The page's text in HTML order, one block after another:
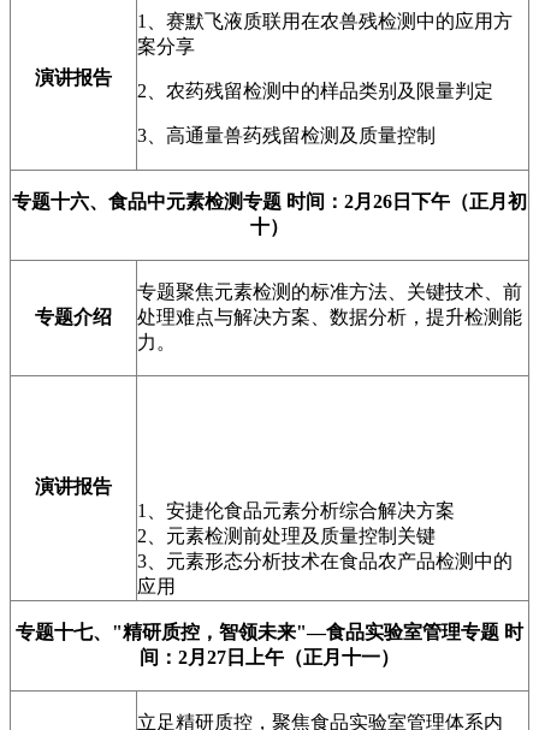
演讲报告
1、赛默飞液质联用在农兽残检测中的应用方
案分享
2、农药残留检测中的样品类别及限量判定
3、高通量兽药残留检测及质量控制
专题十六、 食品中元素检测专题 时间：2月26日下午（正月初
十）
专题介绍
专题聚焦元素检测的标准方法、关键技术、前
处理难点与解决方案、数据分析，提升检测能
力。
演讲报告
1、安捷伦食品元素分析综合解决方案
2、元素检测前处理及质量控制关键
3、元素形态分析技术在食品农产品检测中的
应用
专题十七、 "精研质控，智领未来"—食品实验室管理专题 时
间：2月27日上午（正月十一）
立足精研质控，聚焦食品实验室管理体系内